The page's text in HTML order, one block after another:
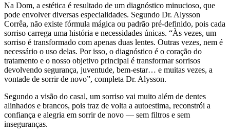
Na Dom, a estética é resultado de um diagnóstico minucioso, que
pode envolver diversas especialidades. Segundo Dr. Alysson
Corrêa, não existe fórmula mágica ou padrão pré-definido, pois cada
sorriso carrega uma história e necessidades únicas. “Às vezes, um
sorriso é transformado com apenas duas lentes. Outras vezes, nem é
necessário o uso delas. Por isso, o diagnóstico é o coração do
tratamento e o nosso objetivo principal é transformar sorrisos
devolvendo segurança, juventude, bem-estar… e muitas vezes, a
vontade de sorrir de novo”, completa Dr. Alysson.
Segundo a visão do casal, um sorriso vai muito além de dentes
alinhados e brancos, pois traz de volta a autoestima, reconstrói a
confiança e alegria em sorrir de novo — sem filtros e sem
inseguranças.